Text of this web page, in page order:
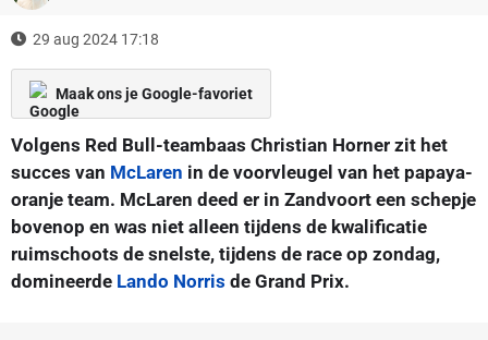
29 aug 2024 17:18
Maak ons je Google-favoriet
Volgens Red Bull-teambaas Christian Horner zit het
succes van McLaren in de voorvleugel van het papaya-
oranje team. McLaren deed er in Zandvoort een schepje
bovenop en was niet alleen tijdens de kwalificatie
ruimschoots de snelste, tijdens de race op zondag,
domineerde Lando Norris de Grand Prix.